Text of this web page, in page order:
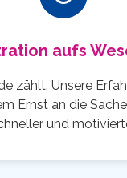
aufs
zählt. Unsere
Ernst an die
und